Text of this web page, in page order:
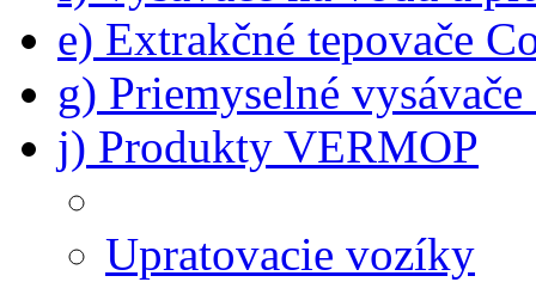
e) Extrakčné tepovače
g) Priemyselné
j) Produkty VERMOP
Upratovacie vozíky